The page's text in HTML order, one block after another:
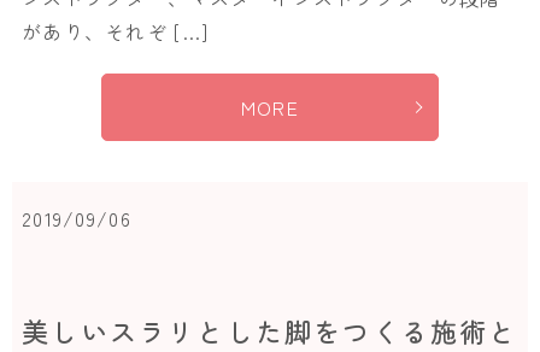
があり、それぞ […]
MORE
2019/09/06
美しいスラリとした脚をつくる施術と